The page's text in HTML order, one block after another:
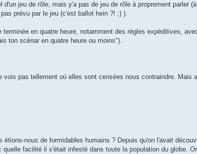
jeu de rôle, mais y'a pas de jeu de rôle à proprement parler
prévu par le jeu (c'est ballot hein ?! :) ).
en quatre heure, notamment des règles expéditives,
ton scénar en quatre heure ou moins").
pas tellement où elles sont censées nous contraindre. Mais
nous de formidables humains ? Depuis qu'on l'avait
facilité il s'était infesté dans toute la population du globe.